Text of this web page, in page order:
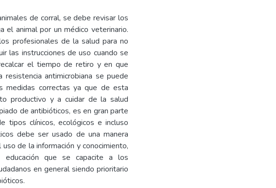
de corral, se debe revisar los
el animal por un médico veterinario.
profesionales de la salud para no
las instrucciones de uso cuando se
el tiempo de retiro y en que
antimicrobiana se puede
medidas correctas ya que de esta
productivo y a cuidar de la salud
de antibióticos, es en gran parte
tipos clínicos, ecológicos e incluso
debe ser usado de una manera
de la información y conocimiento,
que se capacite a los
en general siendo prioritario